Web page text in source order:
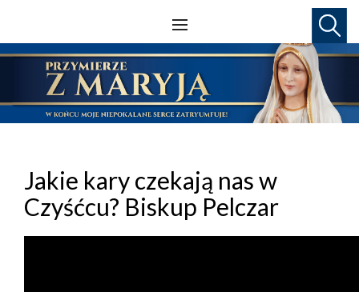
Jakie kary czekają nas w
Czyśćcu? Biskup Pelczar